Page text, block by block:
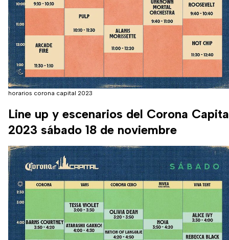
horarios corona capital 2023
Line up y escenarios del Corona
2023 sábado 18 de noviembre